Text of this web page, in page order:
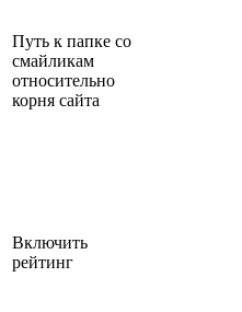
Путь к папке со
смайликам
относительно
корня сайта
Включить
рейтинг